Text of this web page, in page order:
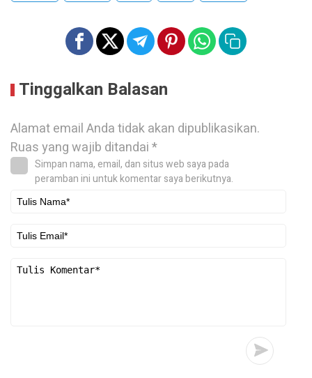
Tinggalkan Balasan
Alamat email Anda tidak akan dipublikasikan.
Ruas yang wajib ditandai*
Simpan nama, email, dan situs web saya pada
peramban ini untuk komentar saya berikutnya.